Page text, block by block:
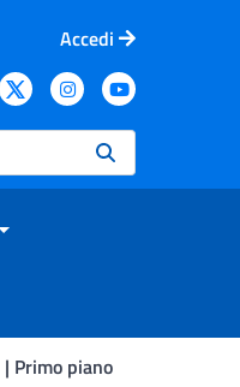
Accedi
Primo piano